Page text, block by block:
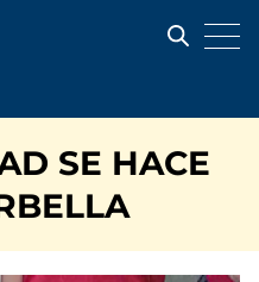
SE HACE